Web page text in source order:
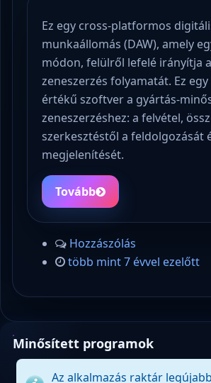
Ez egy cross-platformos
munkaállomás (DAW), amely
módon, felülről lefelé irányítja a
zeneszerzés folyamatát. Ez
értékű szoftver a gyártás-
zeneszerzéshez: a felvétel,
szerkesztéstől a feldolgozását
megjelenítését.
Tovább
Hozzászólás
több mint 7 évvel ezelőtt
Minősített programok
Az alkalmazás raktár